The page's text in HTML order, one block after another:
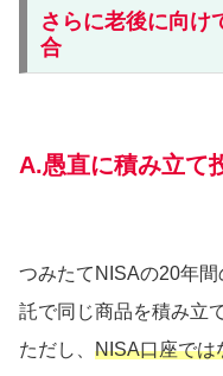
さらに老後に向け
合
A.愚直に積み立て
つみたてNISAの20年
託で同じ商品を積み立
ただし、 NISA口座では